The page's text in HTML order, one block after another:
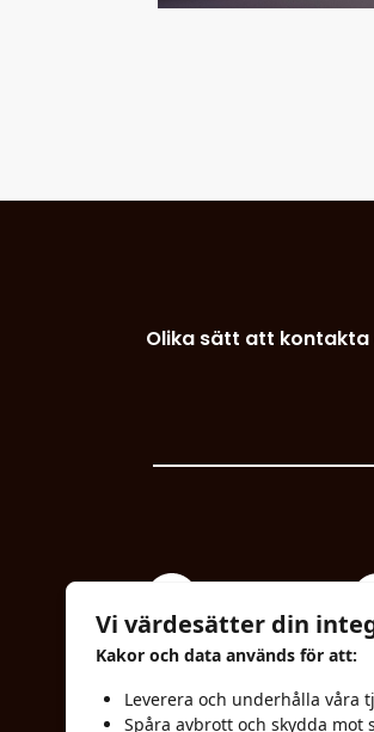
Olika sätt att kontakta
Gjutargatan, N.
Industriområdet
Box 740, 781 27 Borlänge
Vi värdesätter din
Kakor och data används för att:
Leverera och underhålla våra
Spåra avbrott och skydda mot